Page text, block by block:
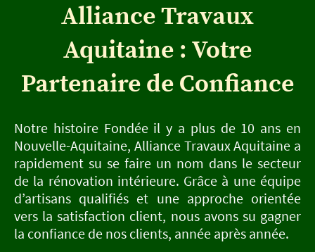
Alliance Travaux
Aquitaine : Votre
Partenaire de Confiance
Notre histoire Fondée il y a plus de 10 ans en
Nouvelle-Aquitaine, Alliance Travaux Aquitaine a
rapidement su se faire un nom dans le secteur
de la rénovation intérieure. Grâce à une équipe
d’artisans qualifiés et une approche orientée
vers la satisfaction client, nous avons su gagner
la confiance de nos clients, année après année.